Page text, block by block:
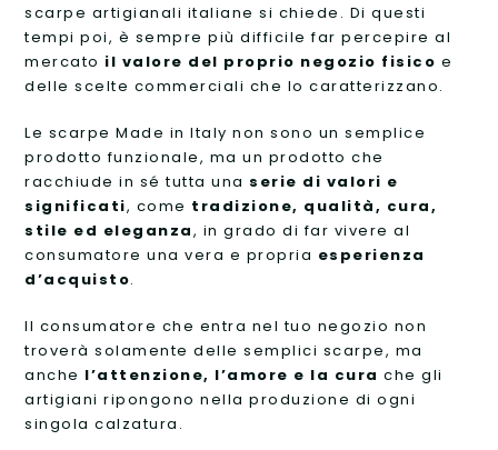
scarpe artigianali italiane si chiede. Di questi
tempi poi, è sempre più difficile far percepire al
mercato il valore del proprio negozio fisico e
delle scelte commerciali che lo caratterizzano.
Le scarpe Made in Italy non sono un semplice
prodotto funzionale, ma un prodotto che
racchiude in sé tutta una serie di valori e
significati, come tradizione, qualità, cura,
stile ed eleganza, in grado di far vivere al
consumatore una vera e propria esperienza
d’acquisto.
Il consumatore che entra nel tuo negozio non
troverà solamente delle semplici scarpe, ma
anche l’attenzione, l’amore e la cura che gli
artigiani ripongono nella produzione di ogni
singola calzatura.